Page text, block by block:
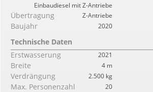
Einbaudiesel mit Z-Antriebe
Übertragung Z-Antriebe
Baujahr 2020
Technische Daten
Erstwasserung
2021
Breite 4 m
Verdrängung 2.500 kg
Max. Personenzahl 20